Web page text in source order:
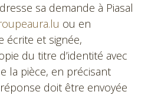
sa demande à Piasal
ou en
écrite et signée,
du titre d’identité avec
la pièce, en précisant
doit être envoyée